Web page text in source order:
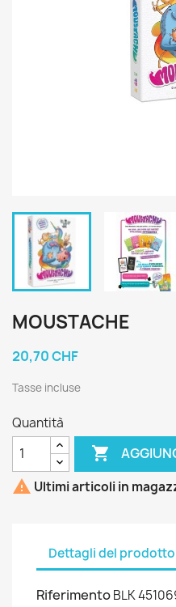
MOUSTACHE
20,70 CHF
Tasse incluse
Quantità

 Ultimi articoli in
Dettagli del prodotto
RiferimentoBLK